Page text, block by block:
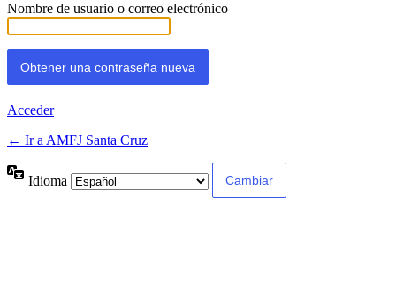
Nombre de usuario o correo electrónico
Acceder
← Ir a AMFJ Santa Cruz
Idioma